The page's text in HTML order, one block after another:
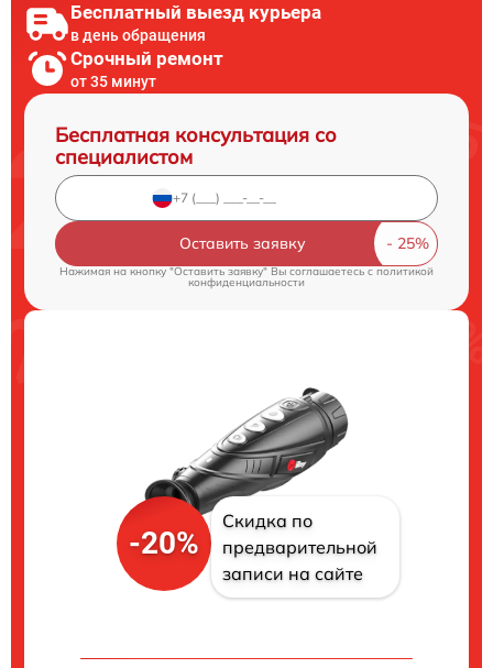
Бесплатный выезд курьера
в день обращения
Срочный ремонт
от 35 минут
Бесплатная консультация со
специалистом
Оставить заявку
Нажимая на кнопку "Оставить заявку" Вы соглашаетесь cполитикой
конфиденциальности
-20%
Скидка по
предварительной
записи на сайте